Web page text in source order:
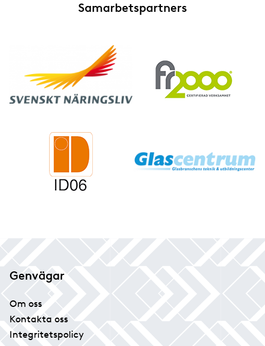
Samarbetspartners
Genvägar
Om oss
Kontakta oss
Integritetspolicy